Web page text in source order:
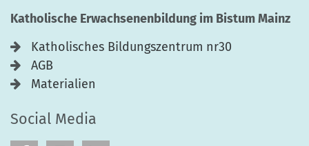
Katholische Erwachsenenbildung im Bistum Mainz
Katholisches Bildungszentrum nr30
AGB
Materialien
Social Media